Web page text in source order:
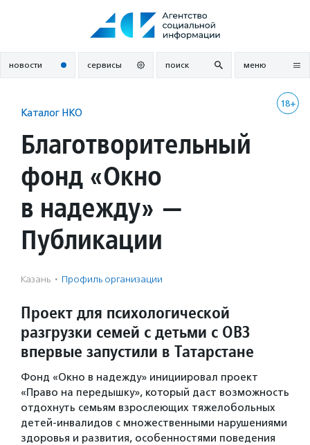
новости сервисы поиск меню
18+
Каталог НКО
Благотворительный
фонд «Окно
в надежду» —
Публикации
Казань · Профиль организации
Проект для психологической
разгрузки семей с детьми с ОВЗ
впервые запустили в Татарстане
Фонд «Окно в надежду» инициировал проект
«Право на передышку», который даст возможность
отдохнуть семьям взрослеющих тяжелобольных
детей-инвалидов с множественными нарушениями
здоровья и развития, особенностями поведения